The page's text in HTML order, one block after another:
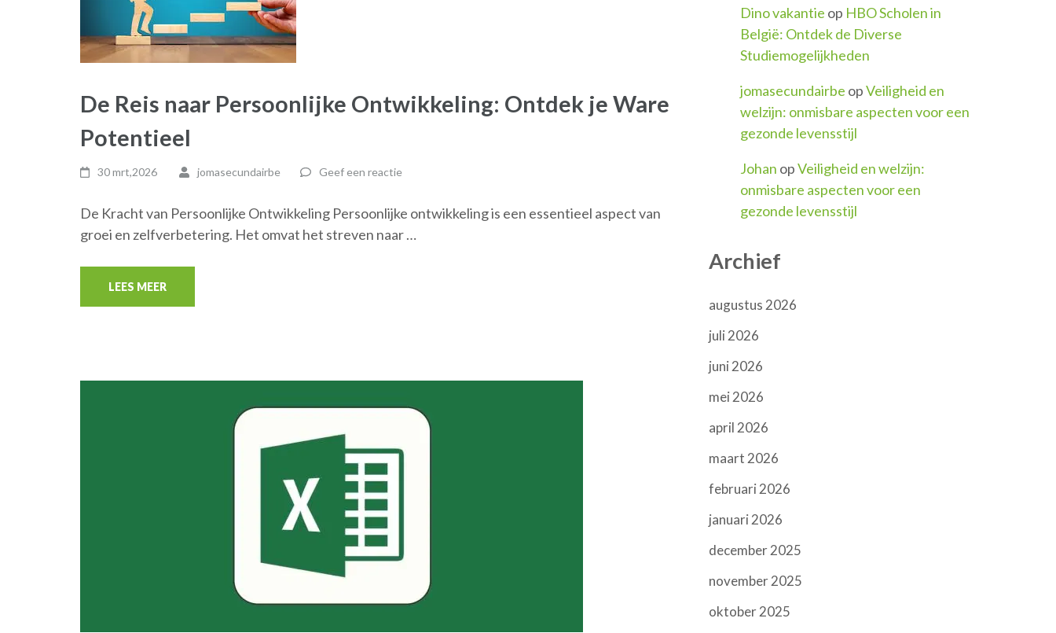
De Reis naar Persoonlijke Ontwikkeling: Ontdek je Ware
Potentieel
30 mrt,2026 jomasecundairbe Geef een reactie
De Kracht van Persoonlijke Ontwikkeling Persoonlijke ontwikkeling is een essentieel aspect van
groei en zelfverbetering. Het omvat het streven naar …
LEES MEER
Dino vakantie op HBO Scholen in
België: Ontdek de Diverse
Studiemogelijkheden
jomasecundairbe opVeiligheid en
welzijn: onmisbare aspecten voor een
gezonde levensstijl
Johan opVeiligheid en welzijn:
onmisbare aspecten voor een
gezonde levensstijl
Archief
augustus 2026
juli 2026
juni 2026
mei 2026
april 2026
maart 2026
februari 2026
januari 2026
december 2025
november 2025
oktober 2025